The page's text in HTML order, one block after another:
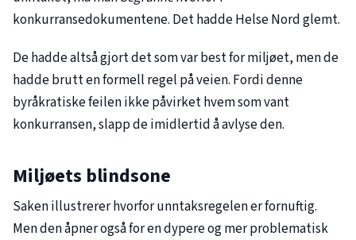
konkurransedokumentene. Det hadde Helse Nord glemt.
De hadde altså gjort det som var best for miljøet, men de
hadde brutt en formell regel på veien. Fordi denne
byråkratiske feilen ikke påvirket hvem som vant
konkurransen, slapp de imidlertid å avlyse den.
Miljøets blindsone
Saken illustrerer hvorfor unntaksregelen er fornuftig.
Men den åpner også for en dypere og mer problematisk